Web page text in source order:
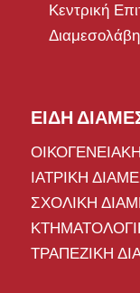
Κεντρική
ΕΙΔΗ
ΙΑΤΡΙΚΗ
ΣΧΟΛΙΚΗ
ΤΡΑΠΕΖΙΚΗ